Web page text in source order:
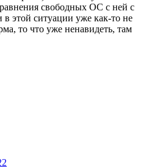
свободных ОС с ней с
в этой ситуации уже как-то не
то что уже ненавидеть, там